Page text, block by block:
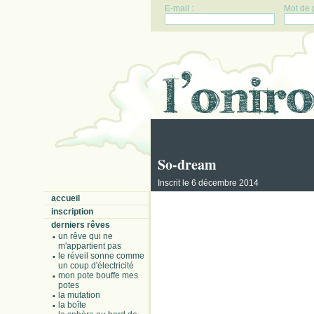
E-mail : Mot de
So-dream
Inscrit le 6 décembre 2014
accueil
inscription
derniers rêves
un rêve qui ne
m'appartient pas
le réveil sonne comme
un coup d'électricité
mon pote bouffe mes
potes
la mutation
la boîte